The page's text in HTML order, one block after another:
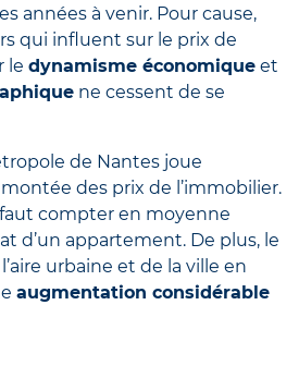
années à venir. Pour cause,
qui influent sur le prix de
le dynamisme économique et
ne cessent de se
de Nantes joue
des prix de l’immobilier.
faut compter en moyenne
d’un appartement. De plus, le
urbaine et de la ville en
augmentation considérable